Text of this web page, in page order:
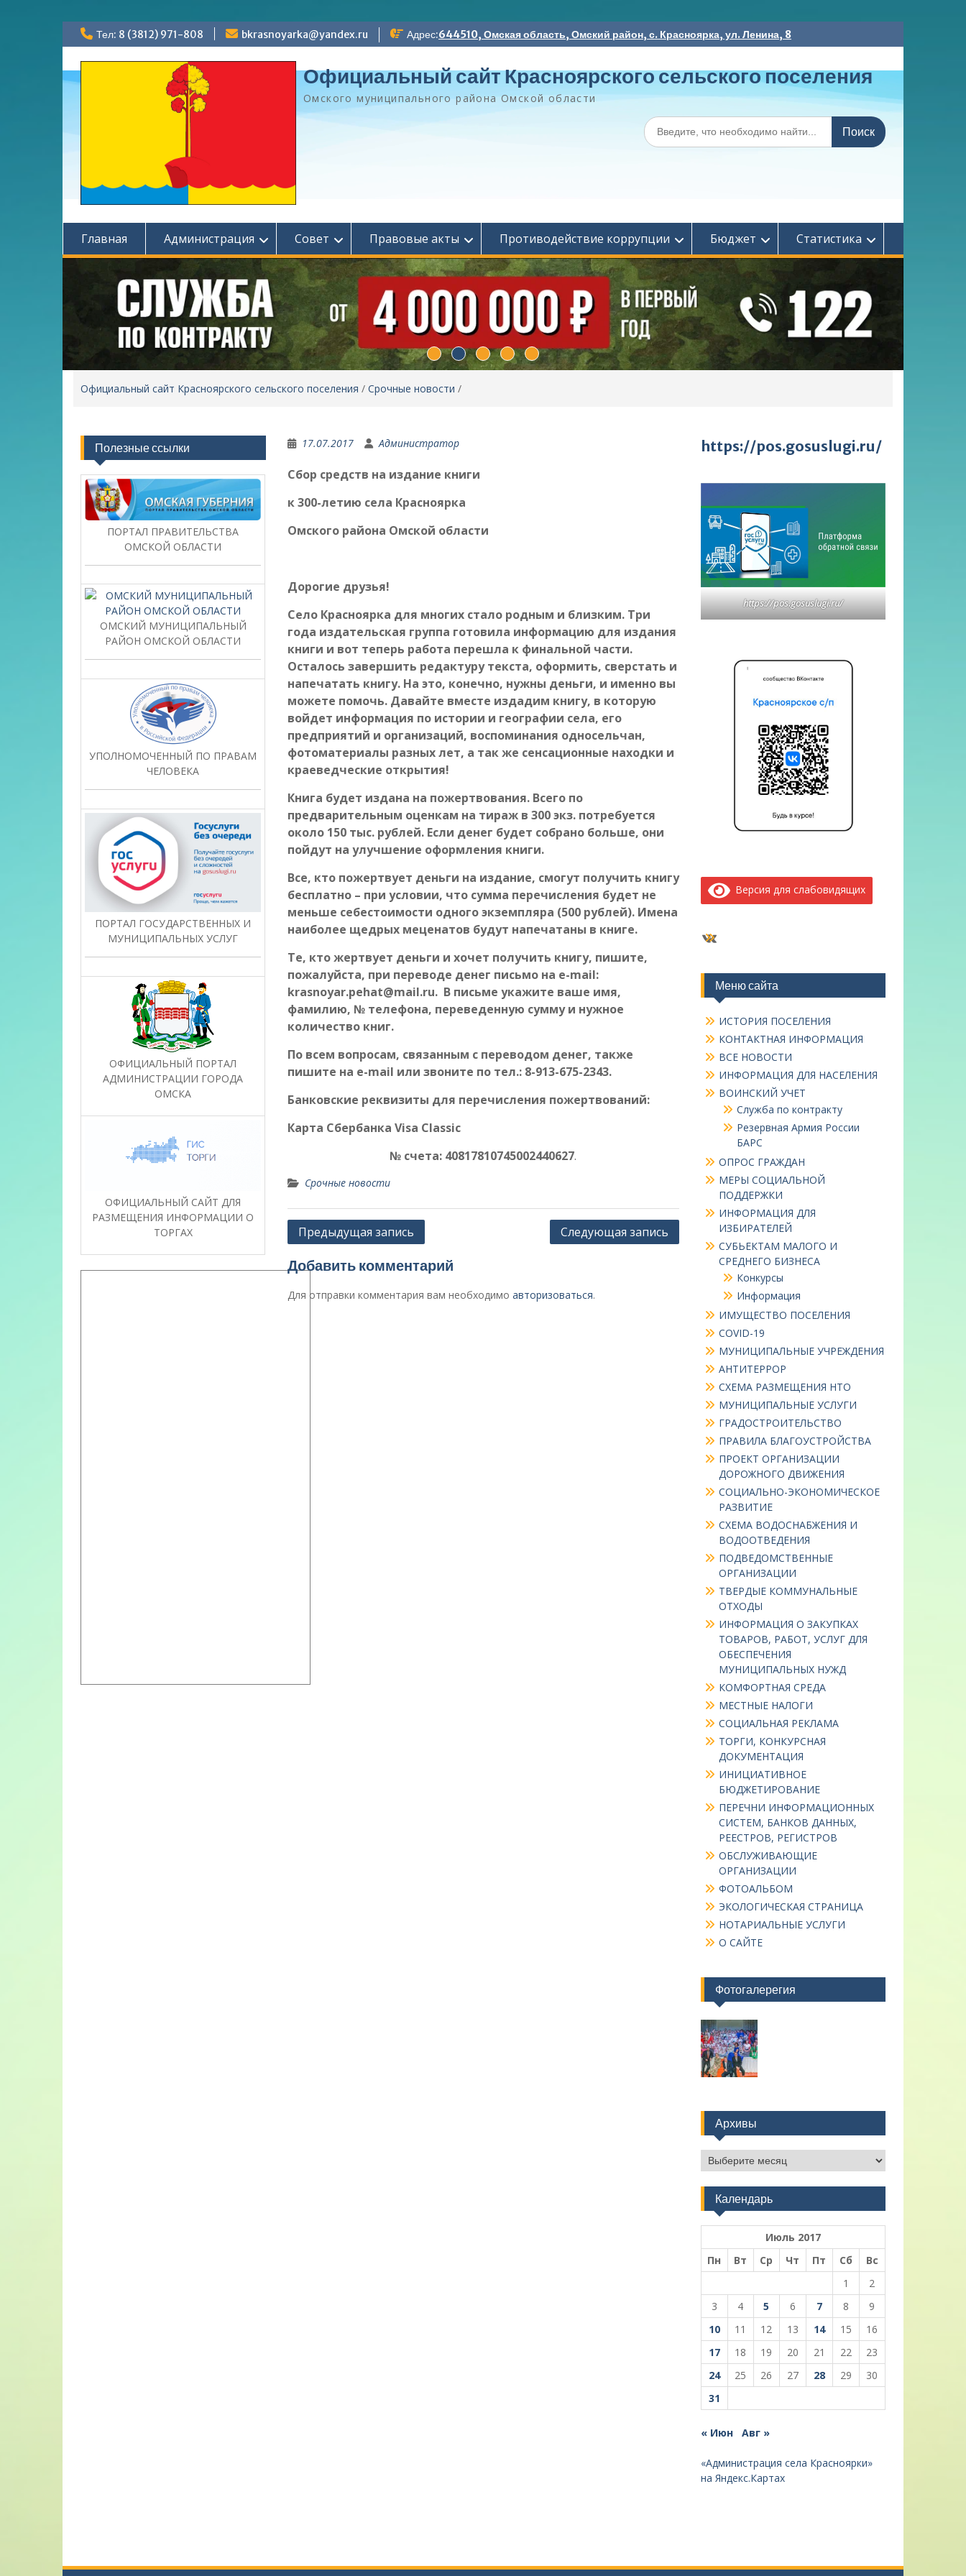
Перейти
к
содержимому
Тел: 8 (3812) 971-808 bkrasnoyarka@yandex.ru Адрес:644510, Омская область, Омский район, с. Красноярка, ул. Ленина, 8
Официальный сайт Красноярского сельского поселения
Омского муниципального района Омской области
Поиск
по:
Главная Администрация Совет Правовые акты Противодействие коррупции Бюджет Статистика
Официальный сайт Красноярского сельского поселения / Срочные новости /
17.07.2017 Администратор
Сбор средств на издание книги
к 300-летию села Красноярка
Омского района Омской области
Дорогие друзья!
Село Красноярка для многих стало родным и близким. Три
года издательская группа готовила информацию для издания
книги и вот теперь работа перешла к финальной части.
Осталось завершить редактуру текста, оформить, сверстать и
напечатать книгу. На это, конечно, нужны деньги, и именно вы
можете помочь. Давайте вместе издадим книгу, в которую
войдет информация по истории и географии села, его
предприятий и организаций, воспоминания односельчан,
фотоматериалы разных лет, а так же сенсационные находки и
краеведческие открытия!
Книга будет издана на пожертвования. Всего по
предварительным оценкам на тираж в 300 экз. потребуется
около 150 тыс. рублей. Если денег будет собрано больше, они
пойдут на улучшение оформления книги.
Все, кто пожертвует деньги на издание, смогут получить книгу
бесплатно – при условии, что сумма перечисления будет не
меньше себестоимости одного экземпляра (500 рублей). Имена
наиболее щедрых меценатов будут напечатаны в книге.
Те, кто жертвует деньги и хочет получить книгу, пишите,
пожалуйста, при переводе денег письмо на e-mail:
krasnoyar.pehat@mail.ru. В письме укажите ваше имя,
фамилию, № телефона, переведенную сумму и нужное
количество книг.
По всем вопросам, связанным с переводом денег, также
пишите на e-mail или звоните по тел.: 8-913-675-2343.
Банковские реквизиты для перечисления пожертвований:
Карта Сбербанка Visa Classic
№ счета: 40817810745002440627.
Срочные новости
Навигация
записям
Предыдущая запись Следующая запись
Добавить комментарий
Для отправки комментария вам необходимо авторизоваться.
https://pos.gosuslugi.ru/
https://pos.gosuslugi.ru/
Версия для слабовидящих
ВКонтакте
Меню сайта
ИСТОРИЯ ПОСЕЛЕНИЯ
КОНТАКТНАЯ ИНФОРМАЦИЯ
ВСЕ НОВОСТИ
ИНФОРМАЦИЯ ДЛЯ НАСЕЛЕНИЯ
ВОИНСКИЙ УЧЕТ
Служба по контракту
Резервная Армия России
БАРС
ОПРОС ГРАЖДАН
МЕРЫ СОЦИАЛЬНОЙ
ПОДДЕРЖКИ
ИНФОРМАЦИЯ ДЛЯ
ИЗБИРАТЕЛЕЙ
СУБЬЕКТАМ МАЛОГО И
СРЕДНЕГО БИЗНЕСА
Конкурсы
Информация
ИМУЩЕСТВО ПОСЕЛЕНИЯ
COVID-19
МУНИЦИПАЛЬНЫЕ УЧРЕЖДЕНИЯ
АНТИТЕРРОР
СХЕМА РАЗМЕЩЕНИЯ НТО
МУНИЦИПАЛЬНЫЕ УСЛУГИ
ГРАДОСТРОИТЕЛЬСТВО
ПРАВИЛА БЛАГОУСТРОЙСТВА
ПРОЕКТ ОРГАНИЗАЦИИ
ДОРОЖНОГО ДВИЖЕНИЯ
СОЦИАЛЬНО-ЭКОНОМИЧЕСКОЕ
РАЗВИТИЕ
СХЕМА ВОДОСНАБЖЕНИЯ И
ВОДООТВЕДЕНИЯ
ПОДВЕДОМСТВЕННЫЕ
ОРГАНИЗАЦИИ
ТВЕРДЫЕ КОММУНАЛЬНЫЕ
ОТХОДЫ
ИНФОРМАЦИЯ О ЗАКУПКАХ
ТОВАРОВ, РАБОТ, УСЛУГ ДЛЯ
ОБЕСПЕЧЕНИЯ
МУНИЦИПАЛЬНЫХ НУЖД
КОМФОРТНАЯ СРЕДА
МЕСТНЫЕ НАЛОГИ
СОЦИАЛЬНАЯ РЕКЛАМА
ТОРГИ, КОНКУРСНАЯ
ДОКУМЕНТАЦИЯ
ИНИЦИАТИВНОЕ
БЮДЖЕТИРОВАНИЕ
ПЕРЕЧНИ ИНФОРМАЦИОННЫХ
СИСТЕМ, БАНКОВ ДАННЫХ,
РЕЕСТРОВ, РЕГИСТРОВ
ОБСЛУЖИВАЮЩИЕ
ОРГАНИЗАЦИИ
ФОТОАЛЬБОМ
ЭКОЛОГИЧЕСКАЯ СТРАНИЦА
НОТАРИАЛЬНЫЕ УСЛУГИ
О САЙТЕ
Фотогалерегия
Архивы
Архивы
Календарь
Июль 2017
Пн
Вт Ср Чт Пт Сб
Вс
1
2
3
4 5 6 7 8
9
10
11 12 13 14 15
16
17
18 19 20 21 22
23
24
25 26 27 28 29
30
31
« Июн Авг »
«Администрация села Красноярки»
на Яндекс.Картах
Полезные ссылки
ПОРТАЛ ПРАВИТЕЛЬСТВА
ОМСКОЙ ОБЛАСТИ
ОМСКИЙ МУНИЦИПАЛЬНЫЙ
РАЙОН ОМСКОЙ ОБЛАСТИ
УПОЛНОМОЧЕННЫЙ ПО ПРАВАМ
ЧЕЛОВЕКА
ПОРТАЛ ГОСУДАРСТВЕННЫХ И
МУНИЦИПАЛЬНЫХ УСЛУГ
ОФИЦИАЛЬНЫЙ ПОРТАЛ
АДМИНИСТРАЦИИ ГОРОДА
ОМСКА
ОФИЦИАЛЬНЫЙ САЙТ ДЛЯ
РАЗМЕЩЕНИЯ ИНФОРМАЦИИ О
ТОРГАХ